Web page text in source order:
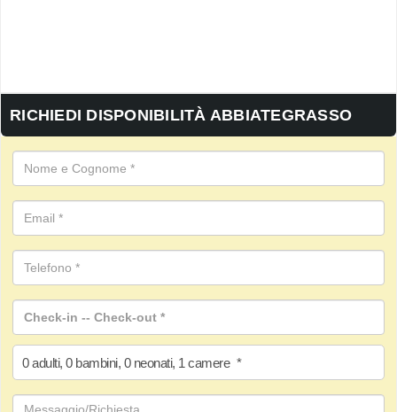
RICHIEDI DISPONIBILITÀ ABBIATEGRASSO
0 adulti, 0 bambini, 0 neonati, 1 camere *